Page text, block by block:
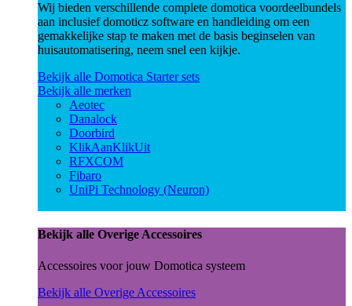
Wij bieden verschillende complete domotica voordeelbundels
aan inclusief domoticz software en handleiding om een
gemakkelijke stap te maken met de basis beginselen van
huisautomatisering, neem snel een kijkje.
Bekijk alle Domotica Starter sets
Bekijk alle merken
Aeotec
Danalock
Doorbird
KlikAanKlikUit
RFXCOM
Fibaro
UniPi Technology (Neuron)
Bekijk alle Overige Accessoires
Accessoires voor jouw Domotica systeem
Bekijk alle Overige Accessoires